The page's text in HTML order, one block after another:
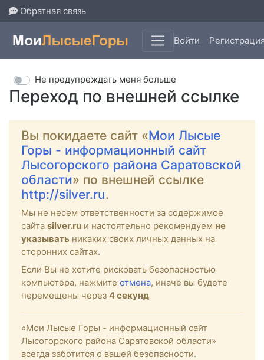
Обратная связь
Войти
Переход по внешней ссылке
Не предупреждать меня больше
Вы покидаете сайт «Мои Лысые
Горы - информационный сайт
Лысогорского района Саратовской
области» по внешней ссылке
http://silver.ru.
Мы не несем ответственности за содержимое
сайта silver.ru и настоятельно рекомендуем не
указывать никаких своих личных данных на
сторонних сайтах.
Если Вы не хотите рисковать безопасностью
компьютера, нажмите отмена, иначе вы будете
перемещены через 4секунд
«Мои Лысые Горы - информационный сайт
Лысогорского района Саратовской области»
всегда заботится о вашей безопасности.